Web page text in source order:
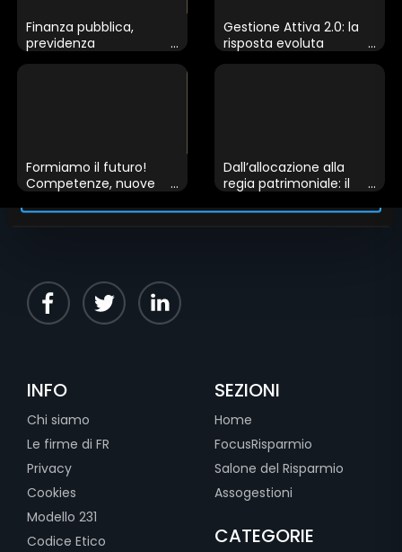
raccolto dal suo utilizzo dei loro servizi.
Personalizza
Finanza pubblica,
previdenza
Gestione Attiva 2.0: la
risposta evoluta
Formiamo il futuro!
Competenze, nuove
intelligenza artificiale
Dall’allocazione alla
regia patrimoniale: il
consulente
INFO
Chi siamo
Le firme di FR
Privacy
Cookies
Modello 231
Codice Etico
SEZIONI
Home
FocusRisparmio
Salone del Risparmio
Assogestioni
CATEGORIE